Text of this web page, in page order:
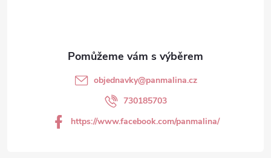
objednavky@panmalina.cz
730185703
https://www.facebook.com/panmalina/